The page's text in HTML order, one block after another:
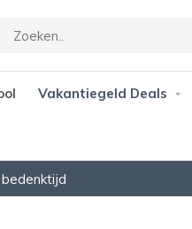
Vakantiegeld Deals